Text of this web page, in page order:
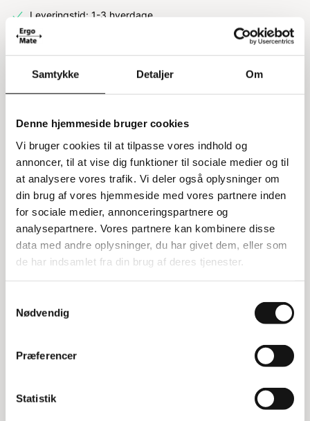
Samtykke Detaljer Om
Denne hjemmeside bruger cookies
Vi bruger cookies til at tilpasse vores indhold og
annoncer, til at vise dig funktioner til sociale medier og til
at analysere vores trafik. Vi deler også oplysninger om
din brug af vores hjemmeside med vores partnere inden
for sociale medier, annonceringspartnere og
analysepartnere. Vores partnere kan kombinere disse
data med andre oplysninger, du har givet dem, eller som
de har indsamlet fra din brug af deres tjenester.
Nødvendig
Præferencer
Statistik
Leveringstid: 1-3 hverdage
Information Specifikationer
Værktøjsvogn i stål
Her har du en robust værktøjsvogn, der er lavet af
1,5 mm blålakeret stålplade. Låget er fremstillet af
2 mm aluzink plade og har en 9 mm træplade på
toppen. Den er udstyret med en stærk låsebolt,
som sikres med en hængelås, så dine værktøjer er
godt beskyttet.
Funktioner
liter, hvilket giver dig masser af plads til
opbevaring. Den er også let at flytte rundt takket
26 cm. Med håndtaget inkluderet er den samlede
manøvrere.